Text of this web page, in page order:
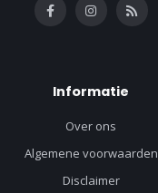
Informatie
Over ons
Algemene voorwaarden
Disclaimer